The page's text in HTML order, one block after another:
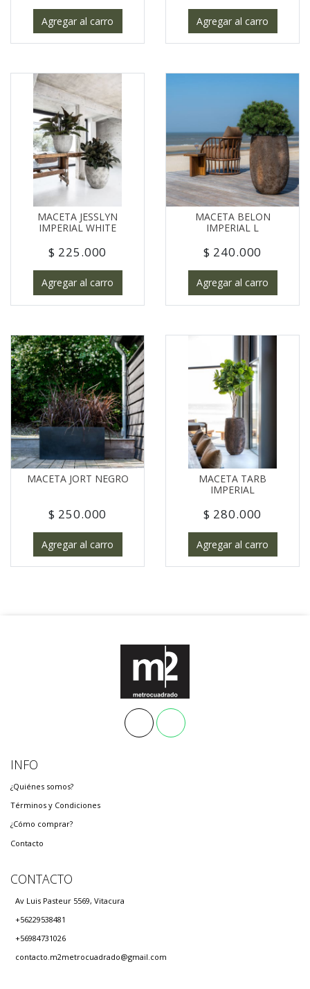
Agregar al carro Agregar al carro
MACETA JESSLYN
IMPERIAL WHITE
$ 225.000
Agregar al carro
MACETA BELON
IMPERIAL L
$ 240.000
Agregar al carro
MACETA JORT NEGRO
$ 250.000
Agregar al carro
MACETA TARB
IMPERIAL
$ 280.000
Agregar al carro
INFO
¿Quiénes somos?
Términos y Condiciones
¿Cómo comprar?
Contacto
CONTACTO
Av Luis Pasteur 5569, Vitacura
+56229538481
+56984731026
contacto.m2metrocuadrado@gmail.com